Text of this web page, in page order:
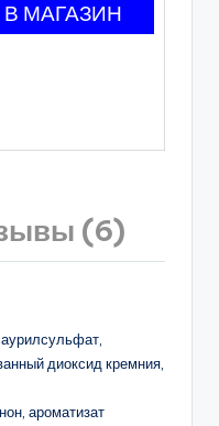
(6)
диоксид кремния,
ароматизат